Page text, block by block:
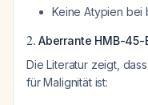
Keine Atypien bei
2.Aberrante HMB-
Die Literatur zeigt,
für Malignität ist: